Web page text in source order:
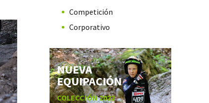
Competición
Corporativo
NUEVA
EQUIPACIÓN
COLECCIÓN 2022